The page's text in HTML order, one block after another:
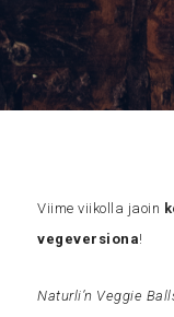
Viime viikolla jaoin
vegeversiona!
Naturli’n Veggie